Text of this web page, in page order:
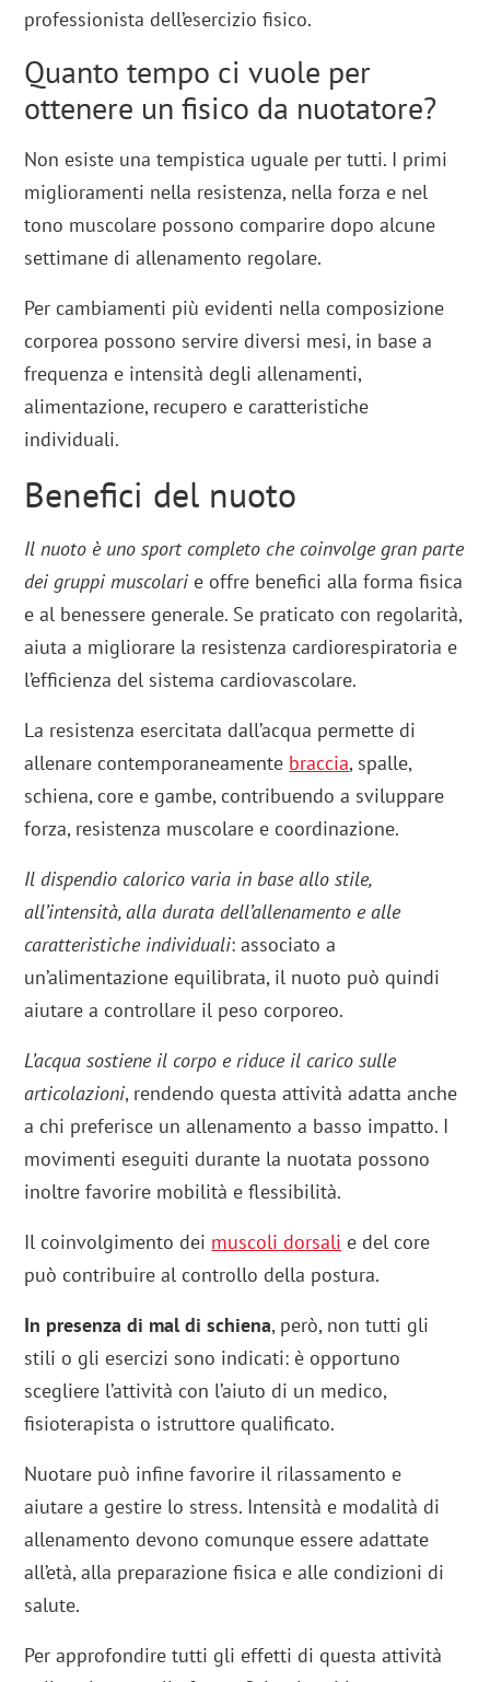
professionista dell’esercizio fisico.
Quanto tempo ci vuole per
ottenere un fisico da nuotatore?
Non esiste una tempistica uguale per tutti. I primi
miglioramenti nella resistenza, nella forza e nel
tono muscolare possono comparire dopo alcune
settimane di allenamento regolare.
Per cambiamenti più evidenti nella composizione
corporea possono servire diversi mesi, in base a
frequenza e intensità degli allenamenti,
alimentazione, recupero e caratteristiche
individuali.
Benefici del nuoto
Il nuoto è uno sport completo che coinvolge gran parte
dei gruppi muscolari e offre benefici alla forma fisica
e al benessere generale. Se praticato con regolarità,
aiuta a migliorare la resistenza cardiorespiratoria e
l’efficienza del sistema cardiovascolare.
La resistenza esercitata dall’acqua permette di
allenare contemporaneamente braccia, spalle,
schiena, core e gambe, contribuendo a sviluppare
forza, resistenza muscolare e coordinazione.
Il dispendio calorico varia in base allo stile,
all’intensità, alla durata dell’allenamento e alle
caratteristiche individuali: associato a
un’alimentazione equilibrata, il nuoto può quindi
aiutare a controllare il peso corporeo.
L’acqua sostiene il corpo e riduce il carico sulle
articolazioni, rendendo questa attività adatta anche
a chi preferisce un allenamento a basso impatto. I
movimenti eseguiti durante la nuotata possono
inoltre favorire mobilità e flessibilità.
Il coinvolgimento dei muscoli dorsali e del core
può contribuire al controllo della postura.
In presenza di mal di schiena, però, non tutti gli
stili o gli esercizi sono indicati: è opportuno
scegliere l’attività con l’aiuto di un medico,
fisioterapista o istruttore qualificato.
Nuotare può infine favorire il rilassamento e
aiutare a gestire lo stress. Intensità e modalità di
allenamento devono comunque essere adattate
all’età, alla preparazione fisica e alle condizioni di
salute.
Per approfondire tutti gli effetti di questa attività